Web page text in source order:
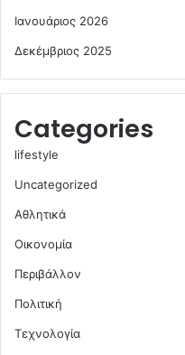
Ιανουάριος 2026
Δεκέμβριος 2025
Categories
lifestyle
Uncategorized
Αθλητικά
Οικονομία
Περιβάλλον
Πολιτική
Τεχνολογία